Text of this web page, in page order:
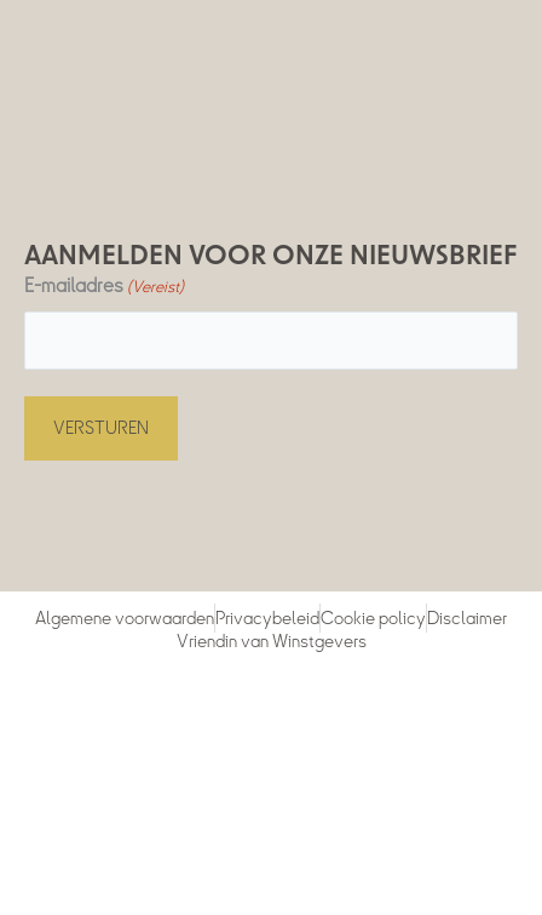
AANMELDEN VOOR ONZE NIEUWSBRIEF
E-mailadres (Vereist)
Algemene voorwaardenPrivacybeleidCookie policyDisclaimer
Vriendin van Winstgevers